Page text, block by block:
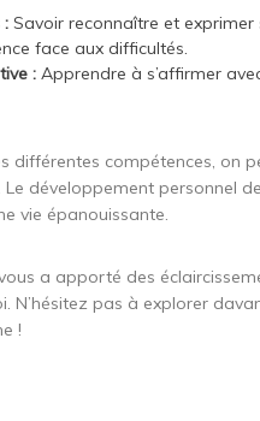
: Savoir reconnaître et
face aux difficultés.
: Apprendre à s’affirmer
différentes compétences, on
développement personnel
vie épanouissante.
a apporté des
N’hésitez pas à explorer
!